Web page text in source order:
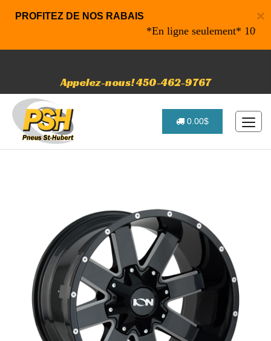
×
PROFITEZ DE NOS RABAIS
*En ligne seulement* 10% de
Appelez-nous! 450-462-9767
0.00$